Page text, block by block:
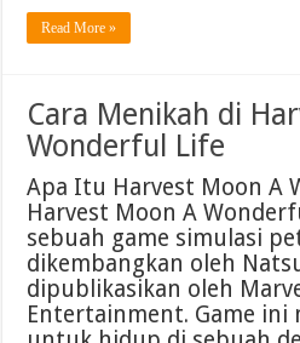
Read More »
Cara Menikah di
Wonderful Life
Apa Itu Harvest Moon A
Harvest Moon A
sebuah game simulasi
dikembangkan oleh
dipublikasikan oleh
Entertainment. Game ini